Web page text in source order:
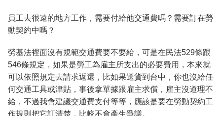
員工去很遠的地方工作，需要付給他交通費嗎？需要訂在勞
動契約中嗎？
勞基法裡面沒有規範交通費要不要給，可是在民法529條跟
546條規定，如果是勞工為雇主所支出的必要費用，本來就
可以依照規定去請求返還，比如果送貨到台中，你也沒給任
何交通工具或津貼，事後拿單據跟雇主求償，雇主沒道理不
給，不過我會建議交通費支付等等，應該是要在勞動契約工
作規則把它訂清楚，比較不會產生爭議。